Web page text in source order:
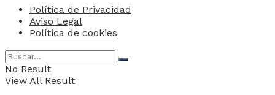
Política de Privacidad
Aviso Legal
Política de cookies
No Result
View All Result